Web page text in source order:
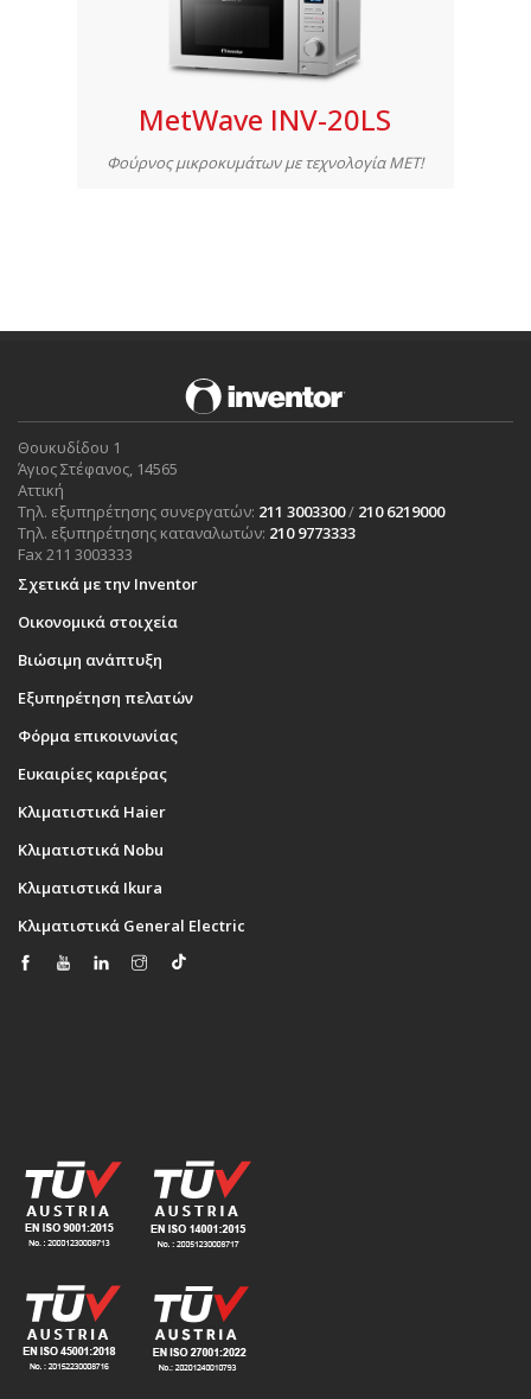
MetWave INV-20LS
Φούρνος μικροκυμάτων με τεχνολογία MET!
Θουκυδίδου 1
Άγιος Στέφανος, 14565
Αττική
Τηλ. εξυπηρέτησης συνεργατών: 211 3003300/ 210 6219000
Τηλ. εξυπηρέτησης καταναλωτών: 210 9773333
Fax 211 3003333
Σχετικά με την Inventor
Οικονομικά στοιχεία
Βιώσιμη ανάπτυξη
Εξυπηρέτηση πελατών
Φόρμα επικοινωνίας
Ευκαιρίες καριέρας
Κλιματιστικά Haier
Κλιματιστικά Nobu
Κλιματιστικά Ikura
Κλιματιστικά General Electric